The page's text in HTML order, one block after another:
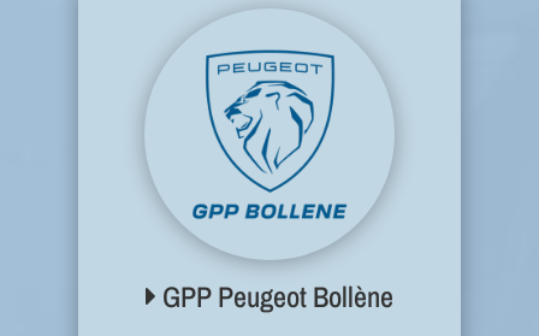
GPP Peugeot Bollène